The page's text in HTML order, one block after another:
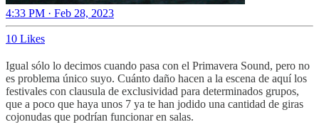
4:33 PM · Feb 28, 2023
10 Likes
Igual sólo lo decimos cuando pasa con el Primavera Sound, pero no
es problema único suyo. Cuánto daño hacen a la escena de aquí los
festivales con clausula de exclusividad para determinados grupos,
que a poco que haya unos 7 ya te han jodido una cantidad de giras
cojonudas que podrían funcionar en salas.